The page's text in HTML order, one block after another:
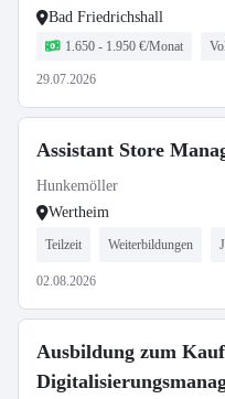
Bad Friedrichshall
1.650 - 1.950 €/Monat
29.07.2026
Assistant Store
Hunkemöller
Wertheim
Teilzeit Weiterbildungen
02.08.2026
Ausbildung zum